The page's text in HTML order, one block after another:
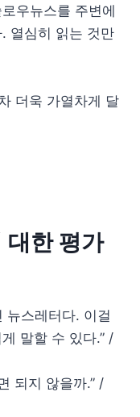
우뉴스를 주변에
열심히 읽는 것만
더욱 가열차게 달
대한 평가
뉴스레터다. 이걸
말할 수 있다.” /
되지 않을까.” /